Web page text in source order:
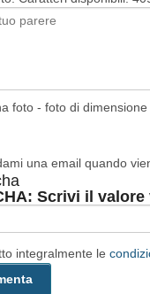
foto - foto di
una email quando
Scrivi il
integralmente le